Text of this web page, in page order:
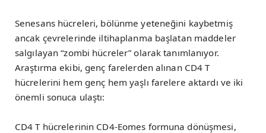
Senesans hücreleri, bölünme yeteneğini kaybetmiş
ancak çevrelerinde iltihaplanma başlatan maddeler
salgılayan “zombi hücreler” olarak tanımlanıyor.
Araştırma ekibi, genç farelerden alınan CD4 T
hücrelerini hem genç hem yaşlı farelere aktardı ve iki
önemli sonuca ulaştı:
CD4 T hücrelerinin CD4-Eomes formuna dönüşmesi,